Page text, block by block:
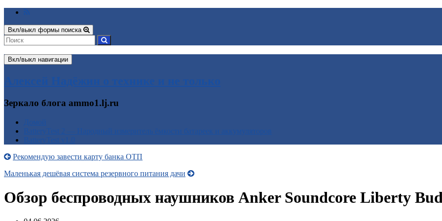
Вкл/выкл формы поиска
Вкл/выкл навигации
Алексей Надёжин о технике и не только
Зеркало блога ammo1.lj.ru
Рекомендую завести карту банка ОТП
Маленькая дешёвая система резервного питания дачи
Обзор беспроводных наушников Anker Soundcore Liberty